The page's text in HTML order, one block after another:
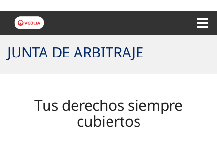
JUNTA DE ARBITRAJE
Tus derechos siempre
cubiertos